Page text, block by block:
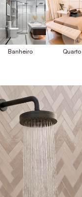
Banheiro Quarto